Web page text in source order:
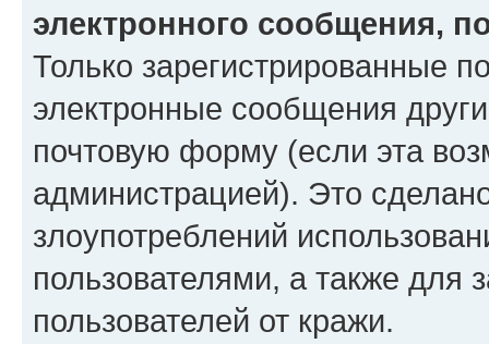
электронного сообщения,
Только зарегистрированные
электронные сообщения
почтовую форму (если эта
администрацией). Это
злоупотреблений
пользователями, а также для
пользователей от кражи.